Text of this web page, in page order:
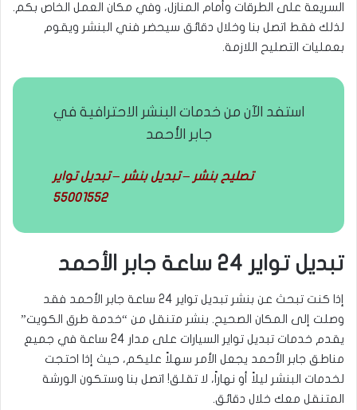
السريعة على الطرقات وأمام المنازل، وفي مكان العمل الخاص بكم.
لذلك فقط اتصل بنا وخلال دقائق سيحضر فني البنشر ويقوم
بعمليات التصليح اللازمة.
استفد الآن من خدمات البنشر الاحترافية في
جابر الأحمد
تصليح بنشر – تبديل بنشر – تبديل تواير
55001552
تبديل تواير 24 ساعة جابر الأحمد
إذا كنت تبحث عن بنشر تبديل تواير 24 ساعة جابر الأحمد فقد
وصلت إلى المكان الصحيح. بنشر متنقل من “خدمة طرق الكويت”
يقدم خدمات تبديل تواير السيارات على مدار 24 ساعة في جميع
مناطق جابر الأحمد يجعل الأمر سهلاً عليكم، حيث إذا احتجت
لخدمات البنشر ليلاً أو نهاراً، لا تقلق! اتصل بنا وستكون الورشة
المتنقل معك خلال دقائق.